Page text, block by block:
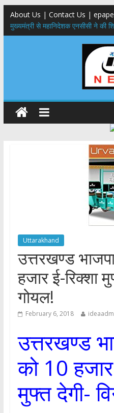
About Us | Contact Us |
मुख्यमंत्री से महानिदेशक एनसीसी ने की
विस्तार एवं आधुनिक आधारभूत संरचना के
​धामी कैबिनेट का बड़ा फैसला: पशुपालकों
​हरिद्वार से वीरभद्र (ऋषिकेश) तक
सूर्या ने की देश व प्रदेशवासियों के
24×7 अलर्ट मोड में रहें अधिकारी-मुख्य
की विस्तृत समीक्षा कहा-बंद सड़कों को
459 करोड़ से एचएनबी गढ़वाल
शिक्षा मंत्री धन सिंह रावत ने नवनियुक्त
Uttarakhand
उत्तरखण्ड
हजार ई-रिक्शा
गोयल!
February 6, 2018
उत्तरखण्ड
को 10
मुफ्त देगी-